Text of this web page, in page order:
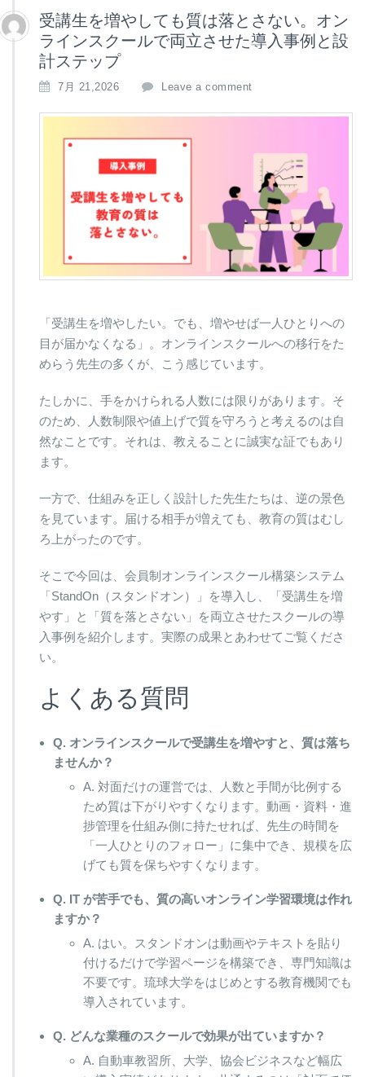
受講生を増やしても質は落とさない。オン
ラインスクールで両立させた導入事例と設
計ステップ
7月 21,2026 Leave a comment
「受講生を増やしたい。でも、増やせば一人ひとりへの
目が届かなくなる」。オンラインスクールへの移行をた
めらう先生の多くが、こう感じています。
たしかに、手をかけられる人数には限りがあります。そ
のため、人数制限や値上げで質を守ろうと考えるのは自
然なことです。それは、教えることに誠実な証でもあり
ます。
一方で、仕組みを正しく設計した先生たちは、逆の景色
を見ています。届ける相手が増えても、教育の質はむし
ろ上がったのです。
そこで今回は、会員制オンラインスクール構築システム
「StandOn（スタンドオン）」を導入し、「受講生を増
やす」と「質を落とさない」を両立させたスクールの導
入事例を紹介します。実際の成果とあわせてご覧くださ
い。
よくある質問
Q. オンラインスクールで受講生を増やすと、質は落ち
ませんか？
A. 対面だけの運営では、人数と手間が比例する
ため質は下がりやすくなります。動画・資料・進
捗管理を仕組み側に持たせれば、先生の時間を
「一人ひとりのフォロー」に集中でき、規模を広
げても質を保ちやすくなります。
Q. IT が苦手でも、質の高いオンライン学習環境は作れ
ますか？
A. はい。スタンドオンは動画やテキストを貼り
付けるだけで学習ページを構築でき、専門知識は
不要です。琉球大学をはじめとする教育機関でも
導入されています。
Q. どんな業種のスクールで効果が出ていますか？
A. 自動車教習所、大学、協会ビジネスなど幅広